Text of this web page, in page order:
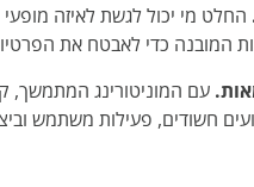
המובנה כדי לאבטח את
חשודים, פעילות משתמש